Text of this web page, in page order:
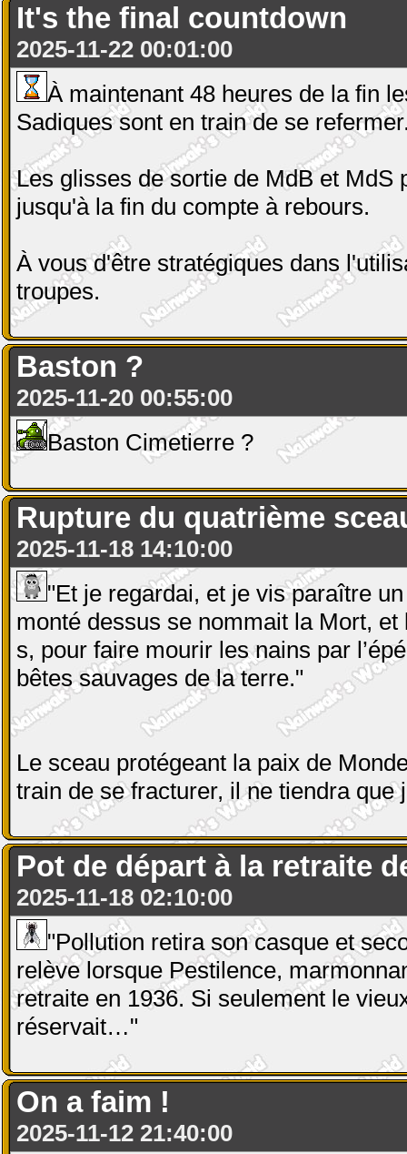
It's the final countdown
2025-11-22 00:01:00
À maintenant 48 heures de la fin
Sadiques sont en train de se
Les glisses de sortie de MdB et MdS
jusqu'à la fin du compte à rebours.
À vous d'être stratégiques dans
troupes.
Baston ?
2025-11-20 00:55:00
Baston Cimetierre ?
Rupture du quatrième
2025-11-18 14:10:00
"Et je regardai, et je vis paraître
monté dessus se nommait la Mort,
s, pour faire mourir les nains par
bêtes sauvages de la terre."
Le sceau protégeant la paix de
train de se fracturer, il ne tiendra
Pot de départ à la retraite
2025-11-18 02:10:00
"Pollution retira son casque et
relève lorsque Pestilence,
retraite en 1936. Si seulement le
réservait…"
On a faim !
2025-11-12 21:40:00